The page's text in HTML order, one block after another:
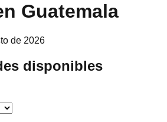
Guatemala
de 2026
disponibles